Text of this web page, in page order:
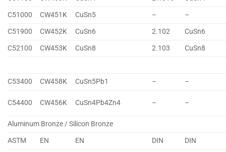
C51000
CW451K CuSn5 –
–
C51900
CW452K CuSn6 2.102
CuSn6
C52100
CW453K CuSn8 2.103 CuSn8
C53400 CW458K CuSn5Pb1 – –
C54400 CW456K CuSn4Pb4Zn4 – –
Aluminum Bronze / Silicon Bronze
ASTM
EN EN DIN
DIN